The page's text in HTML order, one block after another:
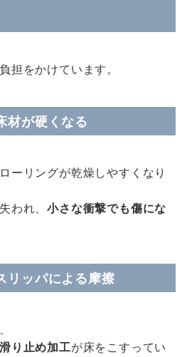
担をかけています。
が硬くなる
ーリングが乾燥しやすくなり
われ、小さな衝撃でも傷にな
ッパによる摩擦
り止め加工が床をこすってい